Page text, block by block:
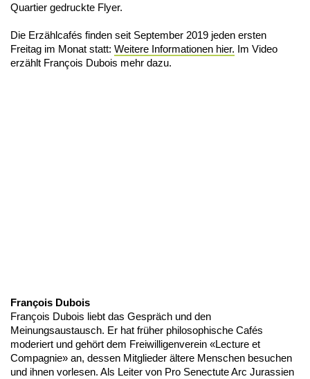
Quartier gedruckte Flyer.
Die Erzählcafés finden seit September 2019 jeden ersten
Freitag im Monat statt: Weitere Informationen hier. Im Video
erzählt François Dubois mehr dazu.
François Dubois
François Dubois liebt das Gespräch und den
Meinungsaustausch. Er hat früher philosophische Cafés
moderiert und gehört dem Freiwilligenverein «Lecture et
Compagnie» an, dessen Mitglieder ältere Menschen besuchen
und ihnen vorlesen. Als Leiter von Pro Senectute Arc Jurassien